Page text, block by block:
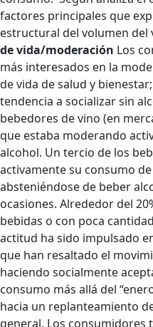
factores principales que
estructural del volumen del
de vida/moderación Los
más interesados ​​en la
de vida de salud y
tendencia a socializar sin
bebedores de vino (en
que estaba moderando
alcohol. Un tercio de los
activamente su consumo
absteniéndose de beber
ocasiones. Alrededor del
bebidas o con poca
actitud ha sido impulsado
que han resaltado el
haciendo socialmente
consumo más allá del
hacia un replanteamiento
general. Los consumidores